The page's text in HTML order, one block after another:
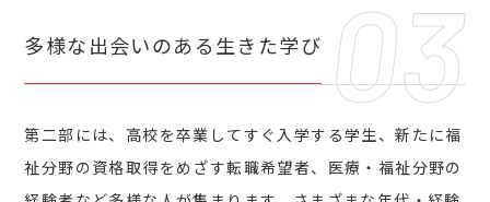
多様な出会いのある生きた学び
第二部には、高校を卒業してすぐ入学する学生、新たに福
祉分野の資格取得をめざす転職希望者、医療・福祉分野の